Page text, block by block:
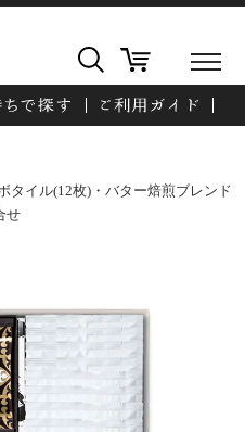
タイル(12枚)・バター焙煎ブレンド
せ